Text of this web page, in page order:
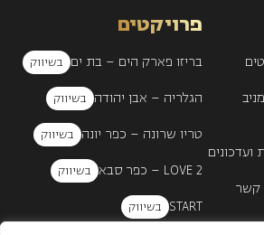
ועדכונים
קשר
פרטיות
פרויקטים
בריזו פארק הים – בת ים
הגלריה – אבן יהודה
טריו שרונה – כפר יונה
LOVE 2 – כפר סבא
START